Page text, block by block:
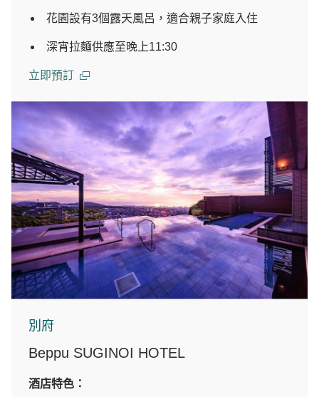
花園設有3個露天風呂，適合親子家庭入住
深宵拉麵供應至晚上11:30
立即預訂
別府
Beppu SUGINOI HOTEL
酒店特色：